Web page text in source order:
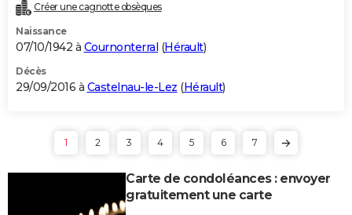
Créer une cagnotte obsèques
Naissance
07/10/1942 à Cournonterral (Hérault)
Décès
29/09/2016 à Castelnau-le-Lez (Hérault)
1 2 3 4 5 6 7
Carte de condoléances : envoyer
gratuitement une carte